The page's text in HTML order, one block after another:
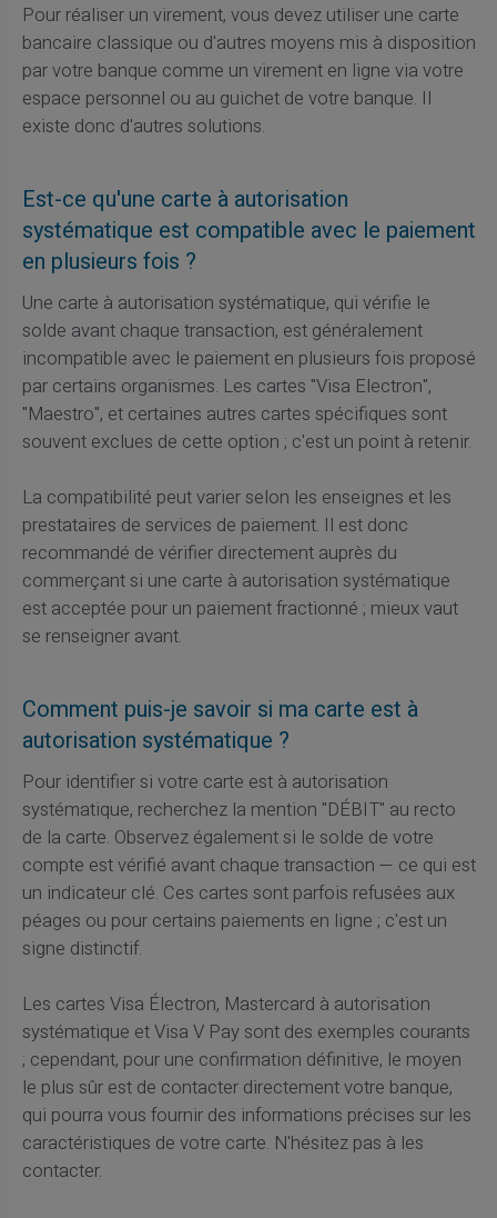
Pour réaliser un virement, vous devez utiliser une carte
bancaire classique ou d'autres moyens mis à disposition
par votre banque comme un virement en ligne via votre
espace personnel ou au guichet de votre banque. Il
existe donc d'autres solutions.
Est-ce qu'une carte à autorisation
systématique est compatible avec le paiement
en plusieurs fois ?
Une carte à autorisation systématique, qui vérifie le
solde avant chaque transaction, est généralement
incompatible avec le paiement en plusieurs fois proposé
par certains organismes. Les cartes "Visa Electron",
"Maestro", et certaines autres cartes spécifiques sont
souvent exclues de cette option ; c'est un point à retenir.
La compatibilité peut varier selon les enseignes et les
prestataires de services de paiement. Il est donc
recommandé de vérifier directement auprès du
commerçant si une carte à autorisation systématique
est acceptée pour un paiement fractionné ; mieux vaut
se renseigner avant.
Comment puis-je savoir si ma carte est à
autorisation systématique ?
Pour identifier si votre carte est à autorisation
systématique, recherchez la mention "DÉBIT" au recto
de la carte. Observez également si le solde de votre
compte est vérifié avant chaque transaction — ce qui est
un indicateur clé. Ces cartes sont parfois refusées aux
péages ou pour certains paiements en ligne ; c'est un
signe distinctif.
Les cartes Visa Électron, Mastercard à autorisation
systématique et Visa V Pay sont des exemples courants
; cependant, pour une confirmation définitive, le moyen
le plus sûr est de contacter directement votre banque,
qui pourra vous fournir des informations précises sur les
caractéristiques de votre carte. N'hésitez pas à les
contacter.